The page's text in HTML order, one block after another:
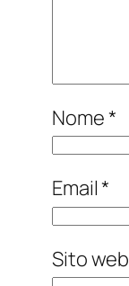
Nome*
Email*
Sito web